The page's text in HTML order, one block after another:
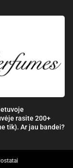
rasite 200+
tik). Ar jau bandei?